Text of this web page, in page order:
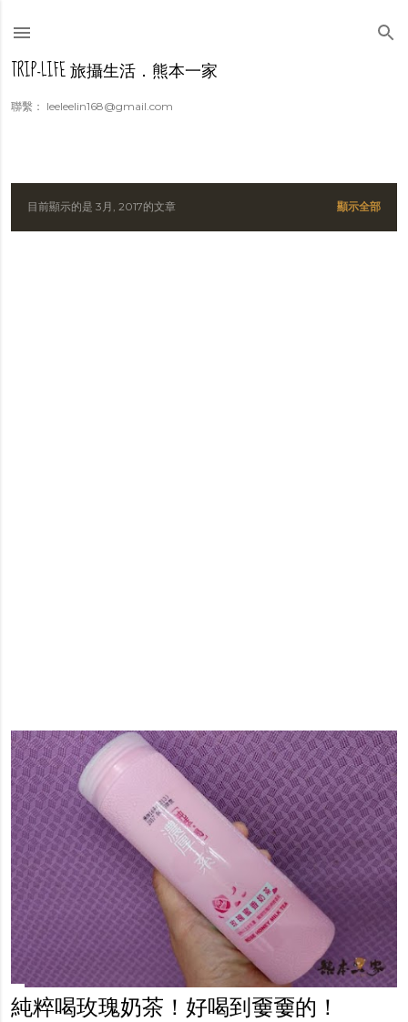
TRIP-LIFE 旅攝生活．熊本一家
聯繫： leeleelin168@gmail.com
發目前顯示的是 3月, 2017的文章 顯示全部
純粹喝玫瑰奶茶！好喝到嫑嫑的！